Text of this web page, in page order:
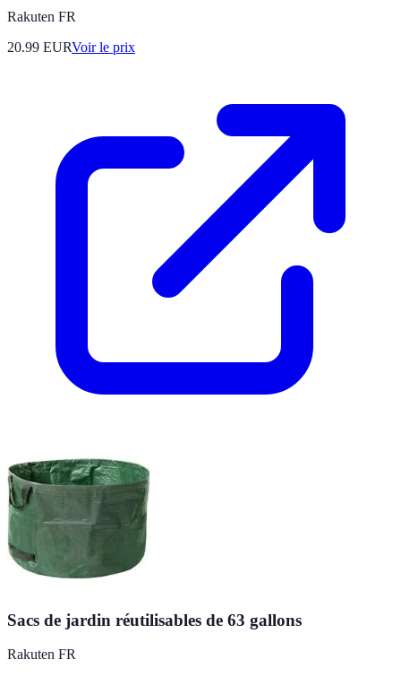
Rakuten FR
20.99 EURVoir le prix
Sacs de jardin réutilisables de 63 gallons
Rakuten FR